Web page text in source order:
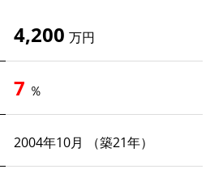
4,200 万円
7 ％
2004年10月 （築21年）